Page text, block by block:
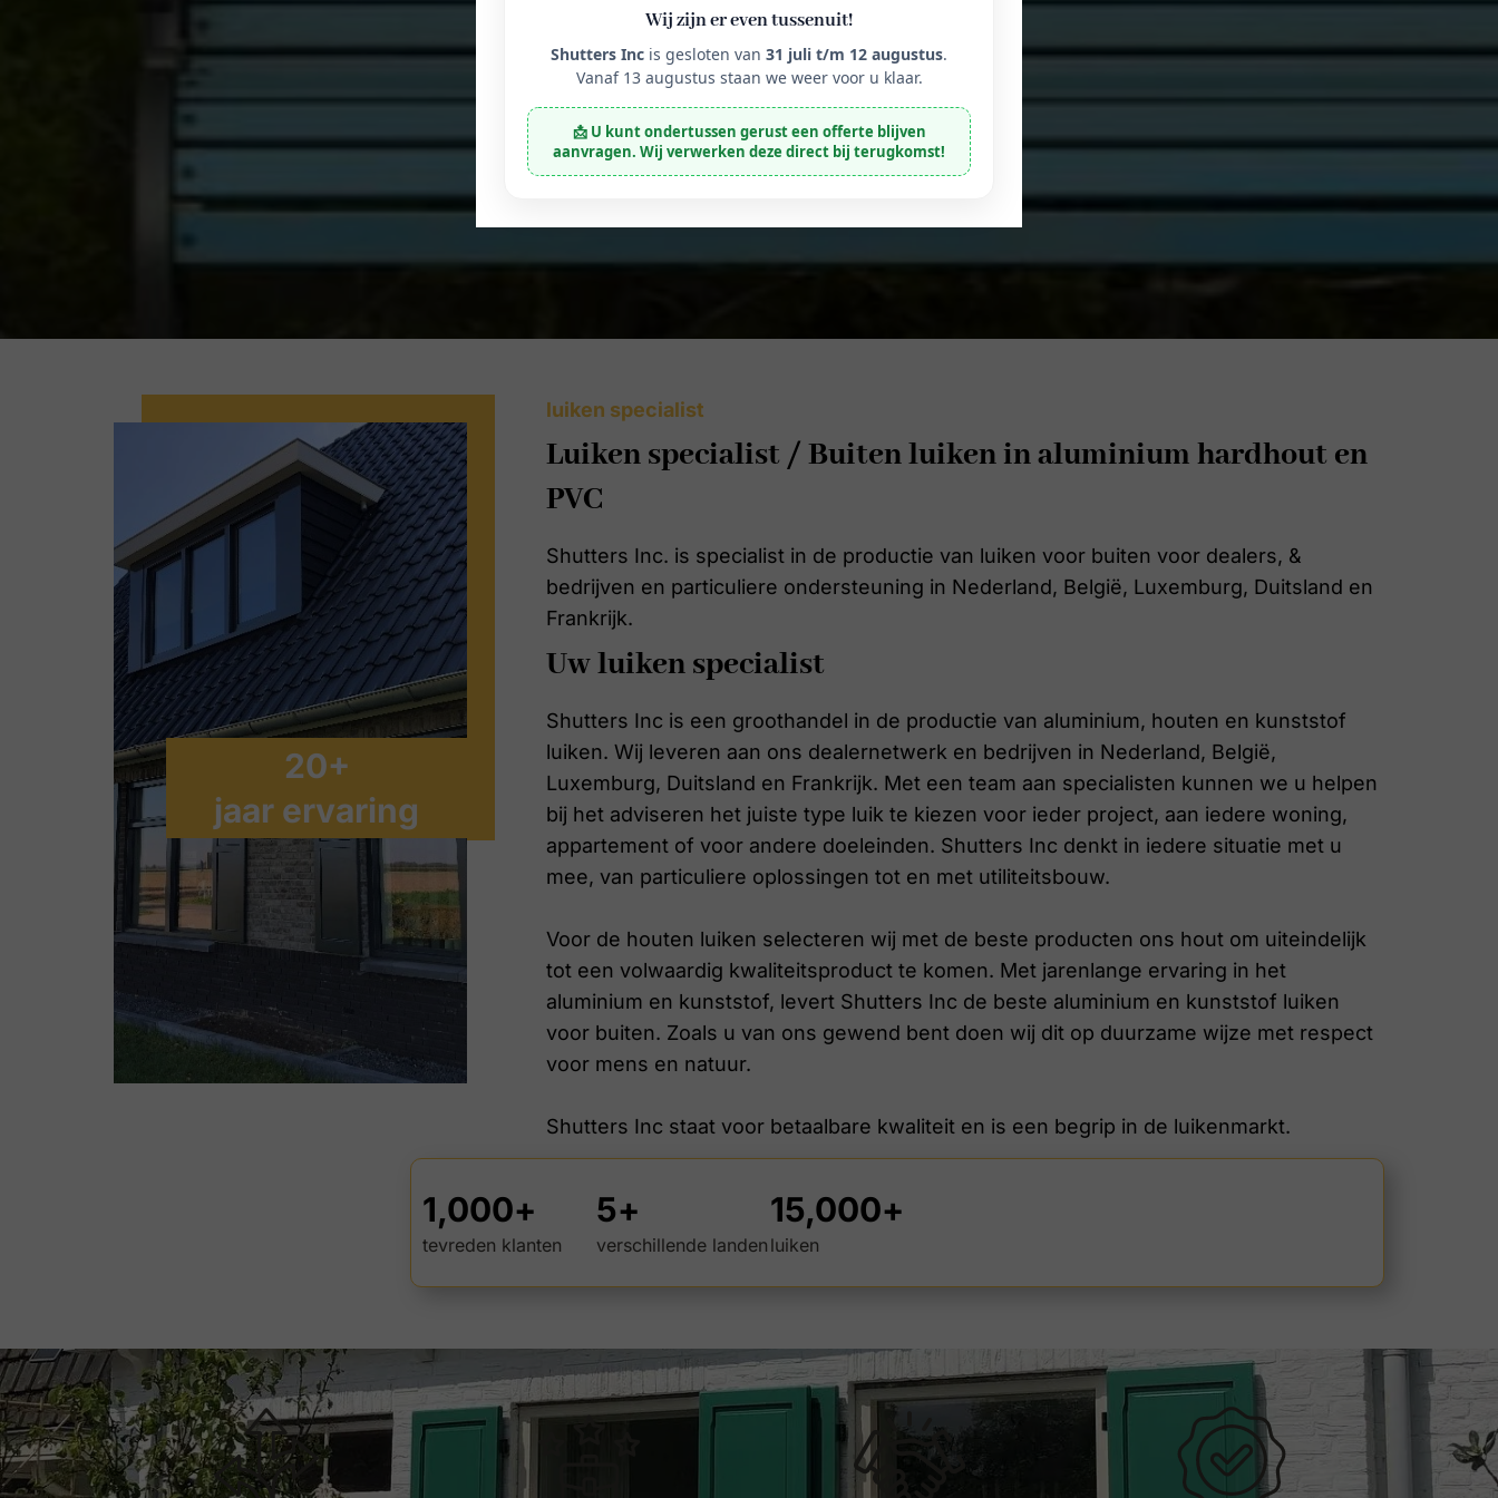
20+
jaar ervaring
luiken specialist
Luiken specialist / Buiten luiken in aluminium hardhout en
PVC
Shutters Inc. is specialist in de productie van luiken voor buiten voor dealers, &
bedrijven en particuliere ondersteuning in Nederland, België, Luxemburg, Duitsland en
Frankrijk.
Uw luiken specialist
Shutters Inc is een groothandel in de productie van aluminium, houten en kunststof
luiken. Wij leveren aan ons dealernetwerk en bedrijven in Nederland, België,
Luxemburg, Duitsland en Frankrijk. Met een team aan specialisten kunnen we u helpen
bij het adviseren het juiste type luik te kiezen voor ieder project, aan iedere woning,
appartement of voor andere doeleinden. Shutters Inc denkt in iedere situatie met u
mee, van particuliere oplossingen tot en met utiliteitsbouw.
Voor de houten luiken selecteren wij met de beste producten ons hout om uiteindelijk
tot een volwaardig kwaliteitsproduct te komen. Met jarenlange ervaring in het
aluminium en kunststof, levert Shutters Inc de beste aluminium en kunststof luiken
voor buiten. Zoals u van ons gewend bent doen wij dit op duurzame wijze met respect
voor mens en natuur.
Shutters Inc staat voor betaalbare kwaliteit en is een begrip in de luikenmarkt.
tevreden klanten
1,000+
verschillende landen
5+
luiken
15,000+
Wij zijn er even tussenuit!
Shutters Inc is gesloten van 31 juli t/m 12 augustus.
Vanaf 13 augustus staan we weer voor u klaar.
📩 U kunt ondertussen gerust een offerte blijven
aanvragen. Wij verwerken deze direct bij terugkomst!